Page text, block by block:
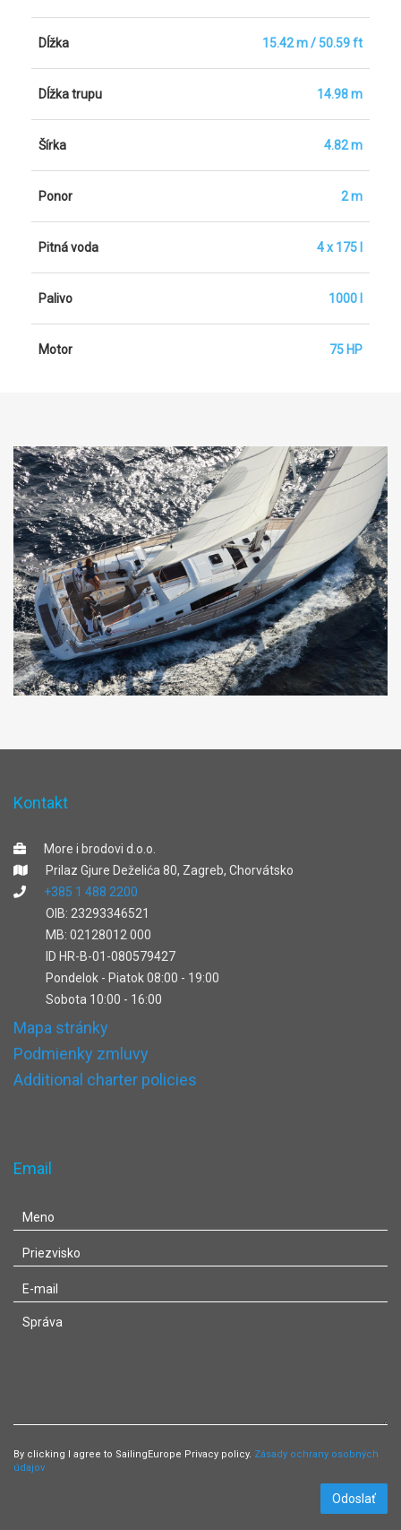
Dĺžka 15.42 m / 50.59 ft
Dĺžka trupu 14.98 m
Šírka 4.82 m
Ponor 2 m
Pitná voda 4 x 175 l
Palivo 1000 l
Motor 75 HP
Kontakt
More i brodovi d.o.o.
Prilaz Gjure Deželića 80, Zagreb, Chorvátsko
+385 1 488 2200
OIB: 23293346521
MB: 02128012 000
ID HR-B-01-080579427
Pondelok - Piatok 08:00 - 19:00
Sobota 10:00 - 16:00
Mapa stránky
Podmienky zmluvy
Additional charter policies
Email
By clicking I agree to SailingEurope Privacy policy. Zásady ochrany osobných
údajov
Odoslať